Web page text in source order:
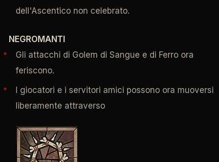
dell'Ascentico non celebrato.
NEGROMANTI
Gli attacchi di Golem di Sangue e di Ferro ora
feriscono.
I giocatori e i servitori amici possono ora muoversi
liberamente attraverso